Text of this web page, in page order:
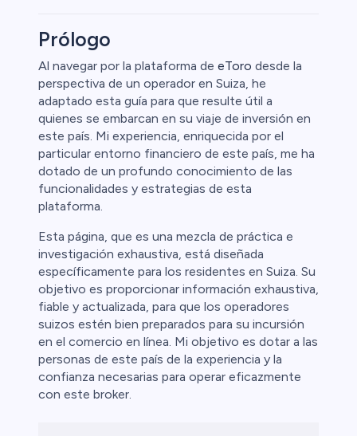
Prólogo
Al navegar por la plataforma de eToro desde la
perspectiva de un operador en Suiza, he
adaptado esta guía para que resulte útil a
quienes se embarcan en su viaje de inversión en
este país. Mi experiencia, enriquecida por el
particular entorno financiero de este país, me ha
dotado de un profundo conocimiento de las
funcionalidades y estrategias de esta
plataforma.
Esta página, que es una mezcla de práctica e
investigación exhaustiva, está diseñada
específicamente para los residentes en Suiza. Su
objetivo es proporcionar información exhaustiva,
fiable y actualizada, para que los operadores
suizos estén bien preparados para su incursión
en el comercio en línea. Mi objetivo es dotar a las
personas de este país de la experiencia y la
confianza necesarias para operar eficazmente
con este broker.